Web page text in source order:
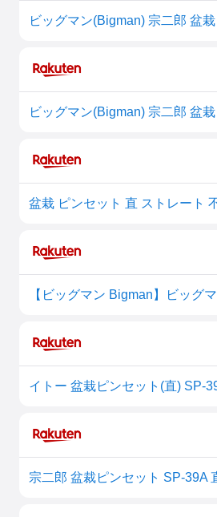
ビッグマン(Bigman) 宗二郎 盆
ビッグマン(Bigman) 宗二郎 盆
【ビッグマン Bigman】ビッグ
イトー 盆栽ピンセット(直) SP-
宗二郎 盆裁ピンセット SP-39A